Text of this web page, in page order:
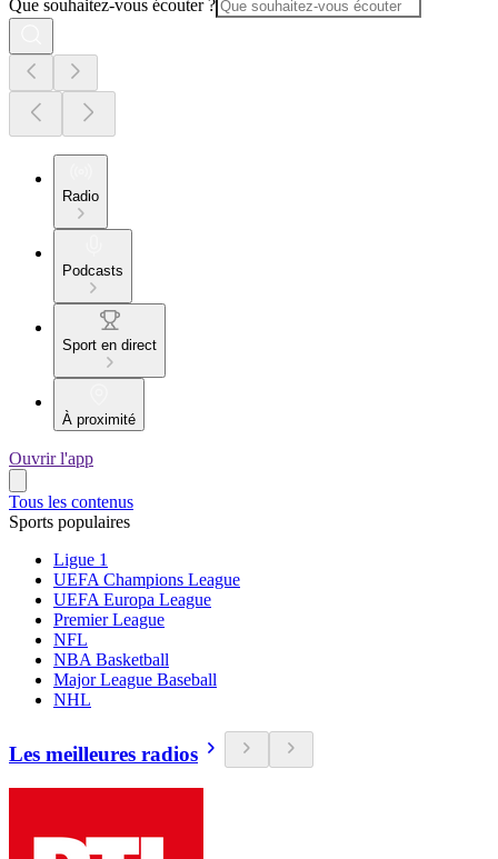
Que souhaitez-vous écouter ?
Radio
Podcasts
Sport en direct
À proximité
Ouvrir l'app
Tous les contenus
Sports populaires
Ligue 1
UEFA Champions League
UEFA Europa League
Premier League
NFL
NBA Basketball
Major League Baseball
NHL
Les meilleures radios